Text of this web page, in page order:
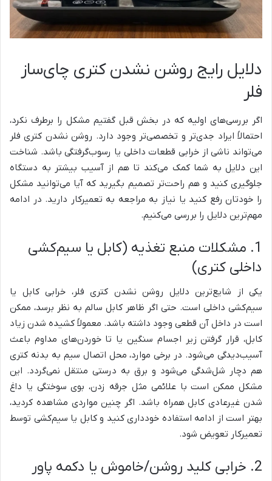
دلایل رایج روشن نشدن کتری چای‌ساز
فلر
اگر بررسی‌های اولیه که در بخش قبل گفتیم مشکل را برطرف نکرد،
احتمالاً ایراد جدی‌تر و تخصصی‌تر وجود دارد. روشن نشدن کتری فلر
می‌تواند ناشی از خرابی قطعات داخلی یا رسوب‌گرفتگی باشد. شناخت
این دلایل به شما کمک می‌کند تا هم از آسیب بیشتر به دستگاه
جلوگیری کنید و هم راحت‌تر تصمیم بگیرید که آیا می‌توانید مشکل
را خودتان رفع کنید یا نیاز به مراجعه به تعمیرکار دارید. در ادامه
مهم‌ترین دلایل را بررسی می‌کنیم.
1. مشکلات منبع تغذیه (کابل یا سیم‌کشی
داخلی کتری)
یکی از شایع‌ترین دلایل روشن نشدن کتری فلر، خرابی کابل یا
سیم‌کشی داخلی است. حتی اگر ظاهر کابل سالم به نظر برسد، ممکن
است در داخل آن قطعی وجود داشته باشد. معمولاً کشیده شدن زیاد
کابل، قرار گرفتن زیر اجسام سنگین یا تا خوردن‌های مداوم باعث
آسیب‌دیدگی می‌شود. در برخی موارد، محل اتصال سیم به بدنه کتری
هم دچار شل‌شدگی می‌شود و برق به درستی منتقل نمی‌گردد. این
مشکل ممکن است با علائمی مثل جرقه زدن، بوی سوختگی یا داغ
شدن غیرعادی کابل همراه باشد. اگر چنین مواردی مشاهده کردید،
بهتر است از ادامه استفاده خودداری کنید و کابل یا سیم‌کشی توسط
تعمیرکار تعویض شود.
2. خرابی کلید روشن/خاموش یا دکمه پاور